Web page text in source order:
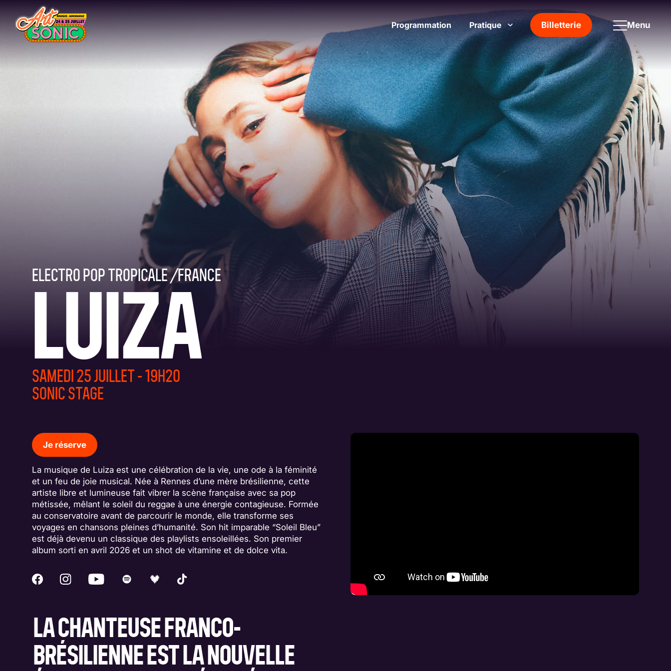
Aller au contenu principal
Programmation
Pratique Afficher le sous-menu Pratique
Billetterie Menu
Nos engagements
Un festival durable
Since 1996
ELECTRO POP TROPICALE/FRANCE
LUIZA
SAMEDI 25 JUILLET - 19H20
SONIC STAGE
Je réserve
La musique de Luiza est une célébration de la vie, une ode à la féminité
et un feu de joie musical. Née à Rennes d’une mère brésilienne, cette
artiste libre et lumineuse fait vibrer la scène française avec sa pop
métissée, mêlant le soleil du reggae à une énergie contagieuse. Formée
au conservatoire avant de parcourir le monde, elle transforme ses
voyages en chansons pleines d’humanité. Son hit imparable “Soleil Bleu”
est déjà devenu un classique des playlists ensoleillées. Son premier
album sorti en avril 2026 et un shot de vitamine et de dolce vita.
LA CHANTEUSE FRANCO-
BRÉSILIENNE EST LA NOUVELLE